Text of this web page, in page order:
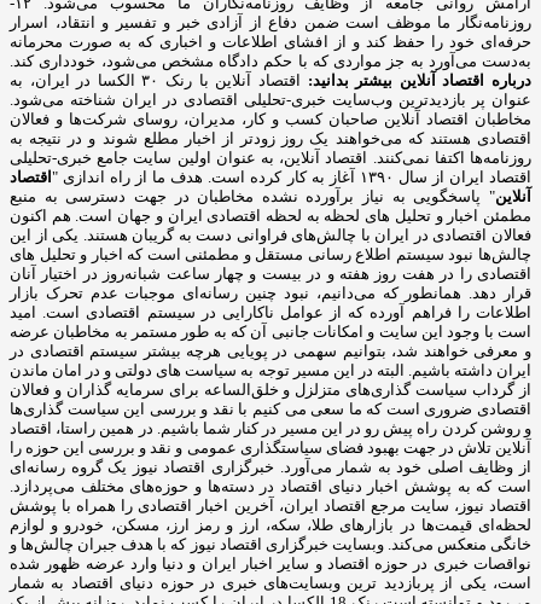
روزنامه‌نگار ما موظف است ضمن دفاع از آزادی خبر و تفسیر و انتقاد، اسرار
حرفه‌ای خود را حفظ کند و از افشای اطلاعات و اخباری که به صورت محرمانه
به‌دست می‌آورد به جز مواردی که با حکم دادگاه مشخص می‌شود، خودداری کند.
درباره اقتصاد آنلاین بیشتر بدانید:
اقتصاد آنلاین با رنک ۳۰ الکسا در ایران، به
عنوان پر بازدیدترین وب‌سایت خبری-تحلیلی اقتصادی در ایران شناخته می‌شود.
مخاطبان اقتصاد آنلاین صاحبان کسب و کار، مدیران، روسای شرکت‌ها و فعالان
اقتصادی هستند که می‌خواهند یک روز زودتر از اخبار مطلع شوند و در نتیجه به
روزنامه‌ها اکتفا نمی‌کنند. اقتصاد آنلاین، به عنوان اولین سایت جامع خبری-تحلیلی
اقتصاد ایران از سال ۱۳۹۰ آغاز به کار کرده است. هدف ما از راه اندازی "
اقتصاد
آنلاین" پاسخگویی به نیاز برآورده نشده مخاطبان در جهت دسترسی به منبع
مطمئن اخبار و تحلیل های لحظه به لحظه اقتصادی ایران و جهان است. هم اکنون
فعالان اقتصادی در ایران با چالش‌های فراوانی دست به گریبان هستند. یکی از این
چالش‌ها نبود سیستم اطلاع رسانی مستقل و مطمئنی است که اخبار و تحلیل های
اقتصادی را در هفت روز هفته و در بیست و چهار ساعت شبانه‌روز در اختیار آنان
قرار دهد. همانطور که می‌دانیم، نبود چنین رسانه‌ای موجبات عدم تحرک بازار
اطلاعات را فراهم آورده که از عوامل ناکارایی در سیستم اقتصادی است. امید
است با وجود این سایت و امکانات جانبی آن که به طور مستمر به مخاطبان عرضه
و معرفی خواهند شد، بتوانیم سهمی در پویایی هرچه بیشتر سیستم اقتصادی در
ایران داشته باشیم. البته در این مسیر توجه به سیاست های دولتی و در امان ماندن
از گرداب سیاست گذاری‌های متزلزل و خلق‌الساعه برای سرمایه گذاران و فعالان
اقتصادی ضروری است که ما سعی می کنیم با نقد و بررسی این سیاست گذاری‌ها
و روشن کردن راه پیش رو در این مسیر در کنار شما باشیم. در همین راستا، اقتصاد
آنلاین تلاش در جهت بهبود فضای سیاستگذاری عمومی و نقد و بررسی این حوزه را
از وظایف اصلی خود به شمار می‌آورد. خبرگزاری اقتصاد نیوز یک گروه رسانه‌ای
است که به پوشش اخبار دنیای اقتصاد در دسته‌ها و حوزه‌های مختلف می‌پردازد.
اقتصاد نیوز، سایت مرجع اقتصاد ایران، آخرین اخبار اقتصادی را همراه با پوشش
لحظه‌ای قیمت‌ها در بازارهای طلا، سکه، ارز و رمز ارز، مسکن، خودرو و لوازم
خانگی منعکس می‌کند. وبسایت خبرگزاری اقتصاد نیوز که با هدف جبران چالش‌ها و
نواقصات خبری در حوزه اقتصاد و سایر اخبار ایران و دنیا وارد عرضه ظهور شده
است، یکی از پربازدید ترین وبسایت‌های خبری در حوزه دنیای اقتصاد به شمار